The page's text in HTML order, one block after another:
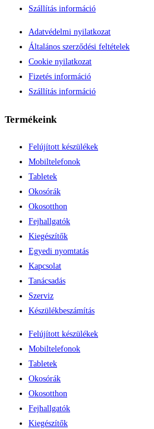
Szállítás információ
Adatvédelmi nyilatkozat
Általános szerződési feltételek
Cookie nyilatkozat
Fizetés információ
Szállítás információ
Termékeink
Felújított készülékek
Mobiltelefonok
Tabletek
Okosórák
Okosotthon
Fejhallgatók
Kiegészítők
Egyedi nyomtatás
Kapcsolat
Tanácsadás
Szerviz
Készülékbeszámítás
Felújított készülékek
Mobiltelefonok
Tabletek
Okosórák
Okosotthon
Fejhallgatók
Kiegészítők